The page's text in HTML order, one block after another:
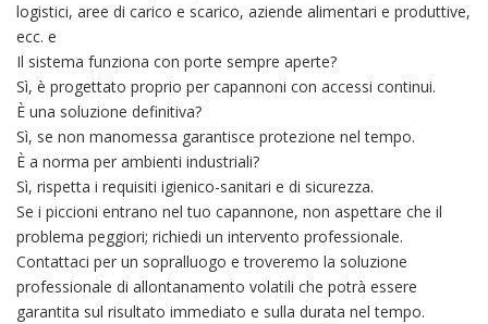
logistici, aree di carico e scarico, aziende alimentari e produttive,
ecc. e
Il sistema funziona con porte sempre aperte?
Sì, è progettato proprio per capannoni con accessi continui.
È una soluzione definitiva?
Sì, se non manomessa garantisce protezione nel tempo.
È a norma per ambienti industriali?
Sì, rispetta i requisiti igienico-sanitari e di sicurezza.
Se i piccioni entrano nel tuo capannone, non aspettare che il
problema peggiori; richiedi un intervento professionale.
Contattaci per un sopralluogo e troveremo la soluzione
professionale di allontanamento volatili che potrà essere
garantita sul risultato immediato e sulla durata nel tempo.